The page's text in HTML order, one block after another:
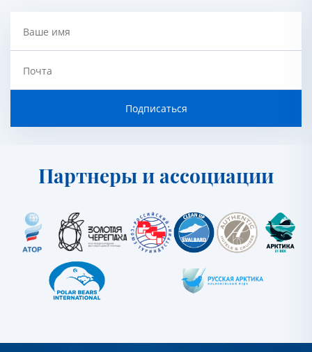
Ваше имя
Почта
Подписаться
Партнеры и ассоциации